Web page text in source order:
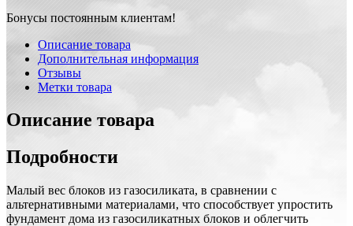
Бонусы постоянным клиентам!
Описание товара
Дополнительная информация
Отзывы
Метки товара
Описание товара
Подробности
Малый вес блоков из газосиликата, в сравнении с
альтернативными материалами, что способствует упростить
фундамент дома из газосиликатных блоков и облегчить